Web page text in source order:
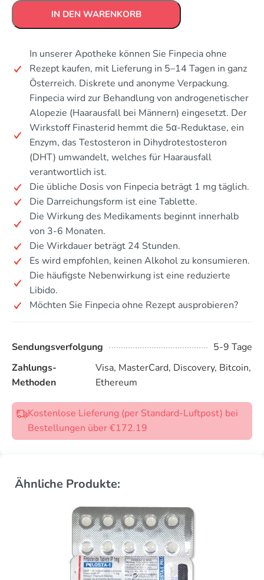
IN DEN WARENKORB
In unserer Apotheke können Sie Finpecia ohne
Rezept kaufen, mit Lieferung in 5–14 Tagen in ganz
Österreich. Diskrete und anonyme Verpackung.
Finpecia wird zur Behandlung von androgenetischer
Alopezie (Haarausfall bei Männern) eingesetzt. Der
Wirkstoff Finasterid hemmt die 5α-Reduktase, ein
Enzym, das Testosteron in Dihydrotestosteron
(DHT) umwandelt, welches für Haarausfall
verantwortlich ist.
Die übliche Dosis von Finpecia beträgt 1 mg täglich.
Die Darreichungsform ist eine Tablette.
Die Wirkung des Medikaments beginnt innerhalb
von 3-6 Monaten.
Die Wirkdauer beträgt 24 Stunden.
Es wird empfohlen, keinen Alkohol zu konsumieren.
Die häufigste Nebenwirkung ist eine reduzierte
Libido.
Möchten Sie Finpecia ohne Rezept ausprobieren?
Sendungsverfolgung
5-9 Tage
Zahlungs-
Methoden
Visa, MasterCard, Discovery, Bitcoin,
Ethereum
Kostenlose Lieferung (per Standard-Luftpost) bei
Bestellungen über €172.19
Ähnliche Produkte: